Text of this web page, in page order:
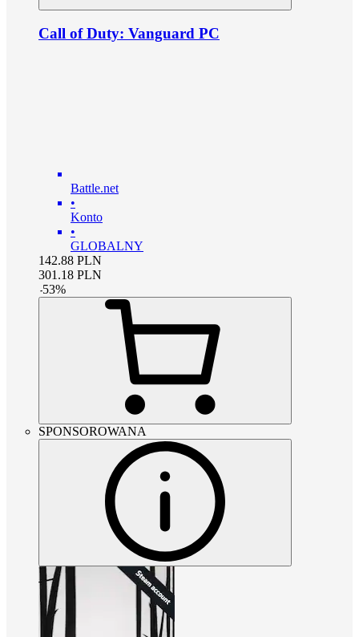
Call of Duty: Vanguard PC
Battle.net
•
Konto
•
GLOBALNY
142.88 PLN
301.18 PLN
-53%
SPONSOROWANA